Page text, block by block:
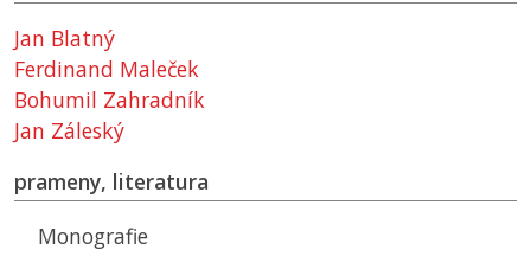
Jan Blatný
Ferdinand Maleček
Bohumil Zahradník
Jan Záleský
prameny, literatura
Monografie